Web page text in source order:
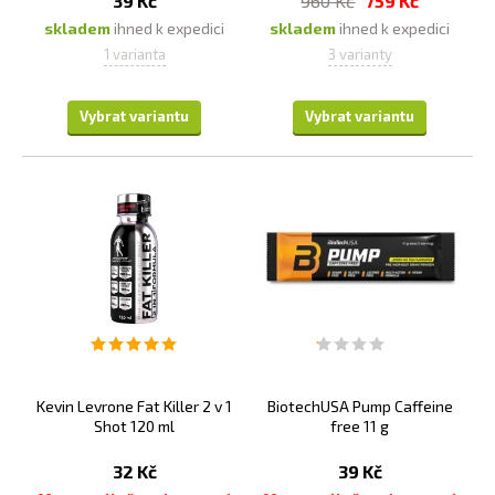
Zlepšuje výdrž a vytrvalost:
Beta alanin pomáhá
vyšší výdrži a vytrvalosti během tréninku. Karnosin
dokáže redukovat množství kyseliny mléčné v svalové
tkáni a snížit tak únavu a svalovou bolest.
výkon během tréninku. Karnosin zlepšuje svalové
kontrakce, což vede k větší síle a výkonu.
Podporuje regeneraci svalů:Beta alanin může
pomoci při regeneraci svalů po tréninku. Karnosin
dokáže snížit zánět a podporovat růst svalů.
Zvyšuje svalovou hmotu:
Kromě toho může beta-
hmotu.
Snižuje únavu:
Beta alanin může snížit únavu a
může pomoci zvýšit fyzickou výkonnost a snížit únavu
sklademihned k expedici
1 varianta
Vybrat variantu
sklademihned k expedici
3 varianty
Vybrat variantu
Kevin Levrone Fat Killer 2 v 1
Shot 120 ml
32 Kč
BiotechUSA Pump Caffeine
free 11 g
39 Kč